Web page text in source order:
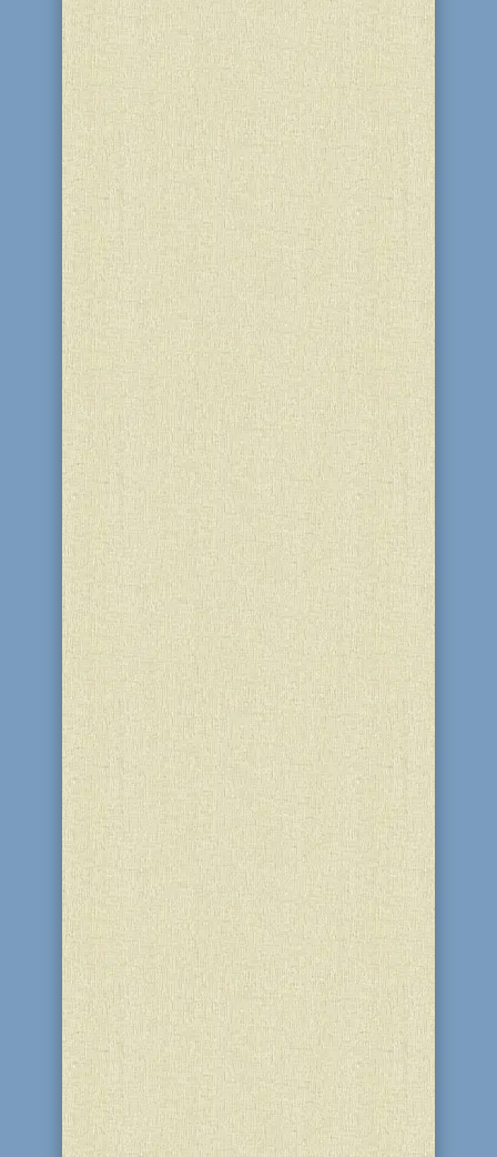
Детальніше
12-13 Тамуза 5786 (27-28 червня 2026)
євреї всього світу відзначають
річницю Визволення шостого
очільника руху ХаБаД Ребе Раяца і,
водночас, — 146-у річницю від дня
його народження. Раббі Йосеф-Іцхак
Шнеєрсон очолив рух ХаБаД у 5680
році (1920). Його час припав на...
Балак, цар Моава, закликає до себе
пророка Біл'ама, щоб той прокляв
народ Ізраїлю. У дорозі Біл'ама
засуджує його ослиця, яка бачить
ангела, що за велінням Б-га
перегороджує шлях Біл'аму. Тричі, з
трьох різних місць Біл'ам намагається
вимовити прокльони, але щоразу...